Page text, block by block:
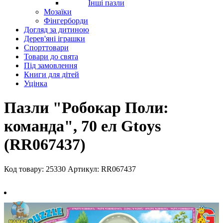
Інші пазли
Мозаїки
Фінгерборди
Догляд за дитиною
Дерев'яні іграшки
Спорттовари
Товари до свята
Під замовлення
Книги для дітей
Уцінка
Пазли "Робокар Поли:
команда", 70 ел Gtoys
(RR067437)
Код товару: 25330 Артикул: RR067437